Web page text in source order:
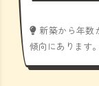
新築から年数
傾向にあります。